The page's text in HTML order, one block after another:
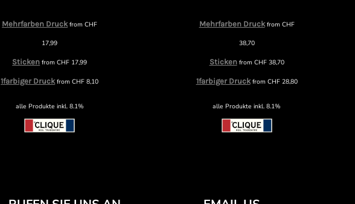
Mehrfarben DruckfromCHF
17,99
Sticken fromCHF 17,99
1farbiger DruckfromCHF 8,10
alle Produkte inkl. 8.1%
Mehrfarben Druckfrom CHF
38,70
Stickenfrom CHF38,70
1farbiger Druckfrom CHF28,80
alle Produkte inkl. 8.1%